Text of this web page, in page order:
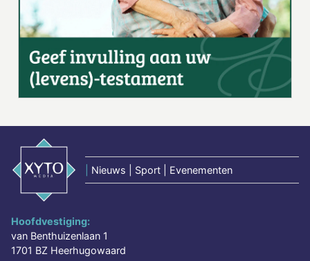
Nieuws | Sport | Evenementen
Hoofdvestiging:
van Benthuizenlaan 1
1701 BZ Heerhugowaard